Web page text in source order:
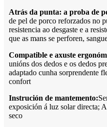
Atrás da punta: a proba de
de pel de porco reforzados no
resistencia ao desgaste e a
que as mans se perforen,
Compatible e axuste
unións dos dedos e os dedos
adaptado cunha sorprendente
confort
Instrución de mantemento:
exposición á luz solar directa;
seco